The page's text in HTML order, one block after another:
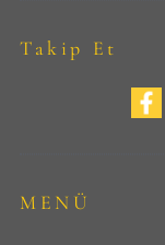
Takip Et
MENÜ